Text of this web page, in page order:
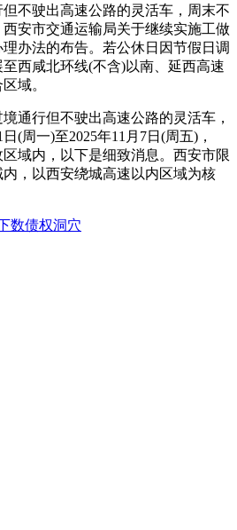
不驶出高速公路的灵活车，周末不
安市交通运输局关于继续实施工做
办法的布告。若公休日因节假日调
西咸北环线(不含)以南、延西高速
域。
行但不驶出高速公路的灵活车，
(周一)至2025年11月7日(周五)，
域内，以下是细致消息。西安市限
，以西安绕城高速以内区域为核
数债权洞穴